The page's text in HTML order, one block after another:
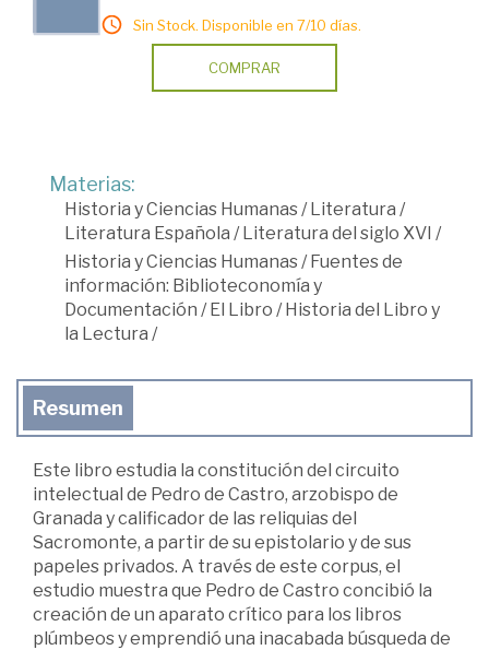
Sin Stock. Disponible en 7/10 días.
COMPRAR
Materias:
Historia y Ciencias Humanas/Literatura /
Literatura Española /Literatura del siglo XVI /
Historia y Ciencias Humanas/Fuentes de
información: Biblioteconomía y
Documentación /El Libro /Historia del Libro y
la Lectura /
Resumen
Este libro estudia la constitución del circuito
intelectual de Pedro de Castro, arzobispo de
Granada y calificador de las reliquias del
Sacromonte, a partir de su epistolario y de sus
papeles privados. A través de este corpus, el
estudio muestra que Pedro de Castro concibió la
creación de un aparato crítico para los libros
plúmbeos y emprendió una inacabada búsqueda de